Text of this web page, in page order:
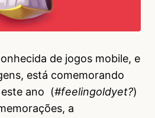
de jogos mobile, e
está comemorando
este ano (#feelingoldyet?)
a